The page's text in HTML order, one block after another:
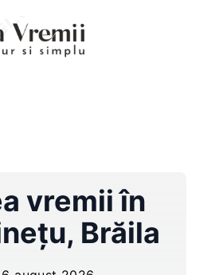
vremii în
, Brăila